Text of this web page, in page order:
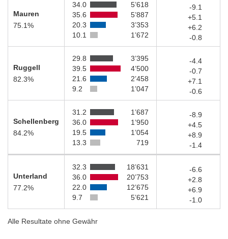
Mauren
75.1%
34.0
5’618
35.6
5’887
20.3
3’353
10.1
1’672
-9.1
+5.1
+6.2
-0.8
Ruggell
82.3%
29.8
3’395
39.5
4’500
21.6
2’458
9.2
1’047
-4.4
-0.7
+7.1
-0.6
Schellenberg
84.2%
31.2
1’687
36.0
1’950
19.5
1’054
13.3
719
-8.9
+4.5
+8.9
-1.4
Unterland
77.2%
32.3
18’631
36.0
20’753
22.0
12’675
9.7
5’621
-6.6
+2.8
+6.9
-1.0
Alle Resultate ohne Gewähr